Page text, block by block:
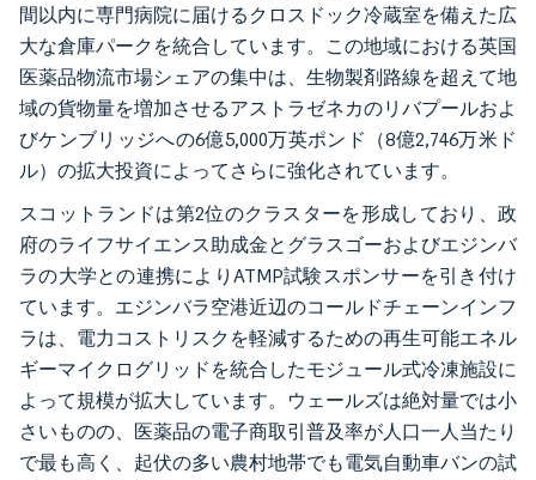
間以内に専門病院に届けるクロスドック冷蔵室を備えた広
大な倉庫パークを統合しています。この地域における英国
医薬品物流市場シェアの集中は、生物製剤路線を超えて地
域の貨物量を増加させるアストラゼネカのリバプールおよ
びケンブリッジへの6億5,000万英ポンド（8億2,746万米ド
ル）の拡大投資によってさらに強化されています。
スコットランドは第2位のクラスターを形成しており、政
府のライフサイエンス助成金とグラスゴーおよびエジンバ
ラの大学との連携によりATMP試験スポンサーを引き付け
ています。エジンバラ空港近辺のコールドチェーンインフ
ラは、電力コストリスクを軽減するための再生可能エネル
ギーマイクログリッドを統合したモジュール式冷凍施設に
よって規模が拡大しています。ウェールズは絶対量では小
さいものの、医薬品の電子商取引普及率が人口一人当たり
で最も高く、起伏の多い農村地帯でも電気自動車バンの試